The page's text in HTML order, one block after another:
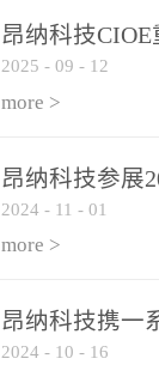
昂纳科技
光通信创新引
算力互联新时代
2025 - 09 - 12
more >
昂纳科技参展
ECOC展会
2024 - 11 - 01
more >
昂纳科技携一
术平台和优秀
2024 - 10 - 16